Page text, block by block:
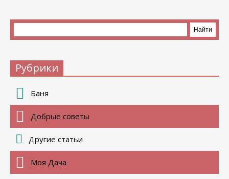
Рубрики
Баня
Добрые советы
Другие статьи
Моя Дача